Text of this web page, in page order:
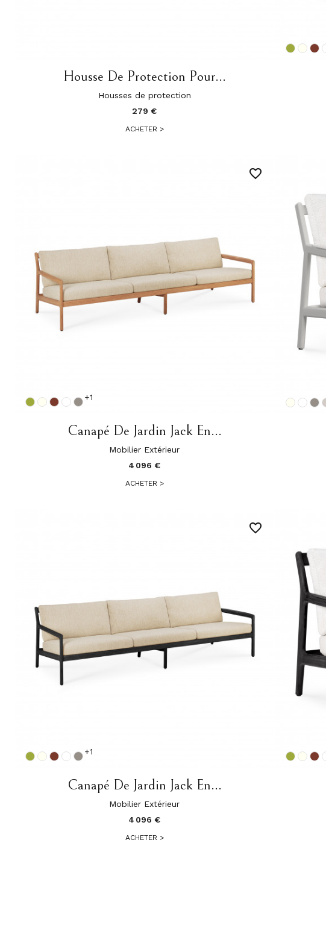
Housse De Protection Pour...
Housses de protection
279 €
ACHETER >
+1
Canapé De Jardin Jack En...
Mobilier Extérieur
4 096 €
ACHETER >
favorite_border
+1
Canapé De Jardin Jack En...
Mobilier Extérieur
4 096 €
ACHETER >
favorite_border